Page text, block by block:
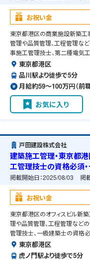
お祝い金
東京都港区の商業施設新築工
管理や品質管理、工程管理な
事施工管理技士、第二種電気
東京都港区
品川駅より徒歩で5分
月給約59〜100万円（前
お気に入り
戸田建設株式会社
建築施工管理・東京都港
工管理技士の資格必須
能
掲載開始日：2025/08/03 掲
お祝い金
東京都港区のオフィスビル新
理や品質管理、工程管理など
管理技士、一級建築士の資格必
東京都港区
虎ノ門駅より徒歩で5分